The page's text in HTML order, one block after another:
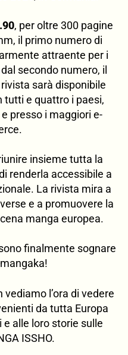
, per oltre 300 pagine
il primo numero di
attraente per i
secondo numero, il
sarà disponibile
e quattro i paesi,
presso i maggiori e-
insieme tutta la
renderla accessibile a
La rivista mira a
e a promuovere la
manga europea.
finalmente sognare
vediamo l’ora di vedere
da tutta Europa
alle loro storie sulle
ISSHO.